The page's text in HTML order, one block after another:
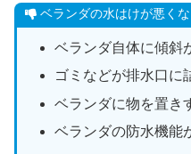
ベランダの水はけが悪く
ベランダ自体に傾斜
ゴミなどが排水口に
ベランダに物を置き
ベランダの防水機能